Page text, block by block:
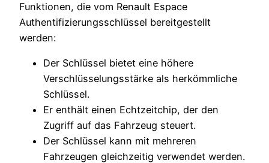
Funktionen, die vom Renault Espace
Authentifizierungsschlüssel bereitgestellt
werden:
Der Schlüssel bietet eine höhere
Verschlüsselungsstärke als herkömmliche
Schlüssel.
Er enthält einen Echtzeitchip, der den
Zugriff auf das Fahrzeug steuert.
Der Schlüssel kann mit mehreren
Fahrzeugen gleichzeitig verwendet werden.